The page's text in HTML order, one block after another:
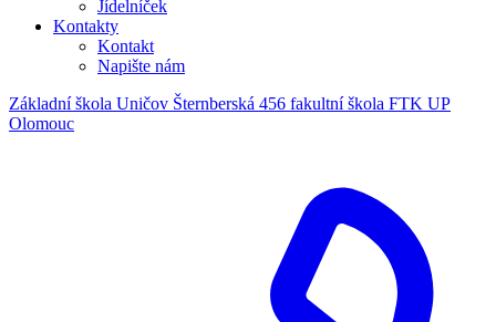
Jídelníček
Kontakty
Kontakt
Napište nám
Základní škola Uničov Šternberská 456 fakultní škola FTK UP
Olomouc